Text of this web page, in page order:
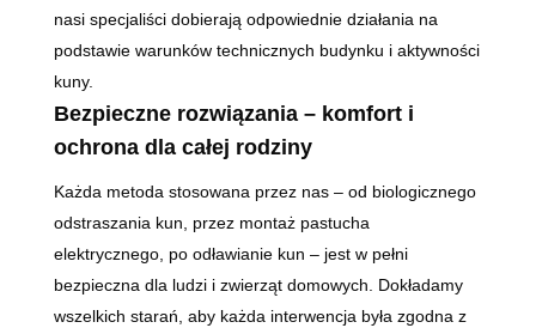
nasi specjaliści dobierają odpowiednie działania na
podstawie warunków technicznych budynku i aktywności
kuny.
Bezpieczne rozwiązania – komfort i
ochrona dla całej rodziny
Każda metoda stosowana przez nas – od biologicznego
odstraszania kun, przez montaż pastucha
elektrycznego, po odławianie kun – jest w pełni
bezpieczna dla ludzi i zwierząt domowych. Dokładamy
wszelkich starań, aby każda interwencja była zgodna z